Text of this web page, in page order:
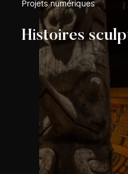
Projets numériques
Histoires